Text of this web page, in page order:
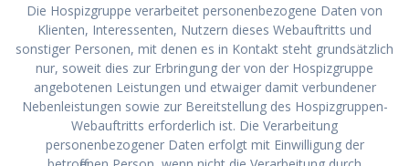
Die Hospizgruppe verarbeitet personenbezogene Daten von
Klienten, Interessenten, Nutzern dieses Webauftritts und
sonstiger Personen, mit denen es in Kontakt steht grundsätzlich
nur, soweit dies zur Erbringung der von der Hospizgruppe
angebotenen Leistungen und etwaiger damit verbundener
Nebenleistungen sowie zur Bereitstellung des Hospizgruppen-
Webauftritts erforderlich ist. Die Verarbeitung
personenbezogener Daten erfolgt mit Einwilligung der